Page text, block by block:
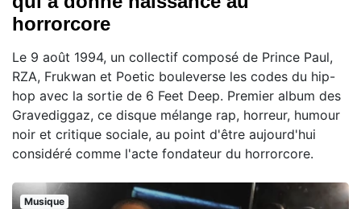
horrorcore
Le 9 août 1994, un collectif composé de Prince Paul,
RZA, Frukwan et Poetic bouleverse les codes du hip-
hop avec la sortie de 6 Feet Deep. Premier album des
Gravediggaz, ce disque mélange rap, horreur, humour
noir et critique sociale, au point d'être aujourd'hui
considéré comme l'acte fondateur du horrorcore.
Musique